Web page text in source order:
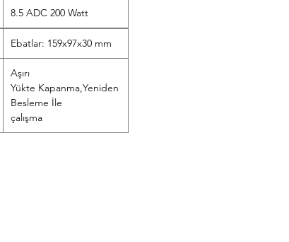
8.5 ADC 200 Watt
Ebatlar: 159x97x30 mm
Aşırı
Yükte Kapanma,Yeniden
Besleme İle
çalışma